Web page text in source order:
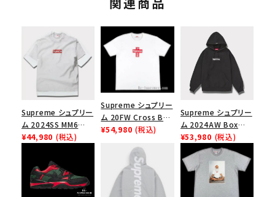
Supreme シュプリー
ム 2024SS MM6
Maison Margiela
メゾンマルジェラボッ
クスロゴTシャツ ホ
ワイト 白
¥44,980 (税込)
Supreme シュプリー
ム 20FW Cross Box
Logo Tee クロスボ
¥54,980 (税込)
Supreme シュプリー
ム 2024AW Box
Logo Hooded
Sweatshirt ボック
スロゴフードパーカー
ブラック 黒
¥53,980 (税込)